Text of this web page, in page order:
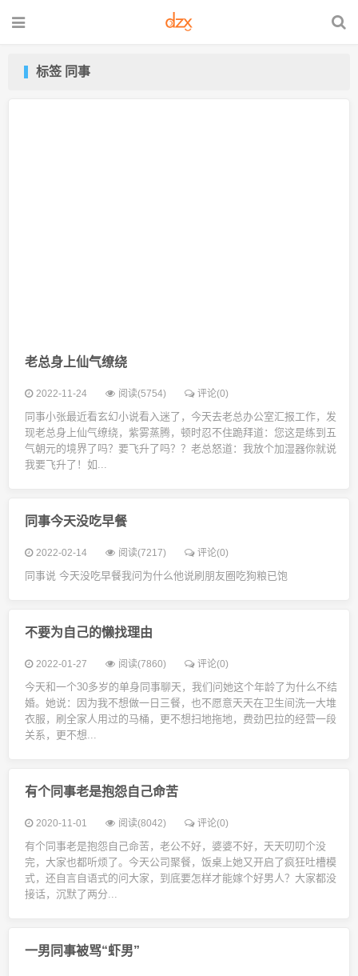
标签 同事
老总身上仙气缭绕
2022-11-24 阅读(5754) 评论(0)
同事小张最近看玄幻小说看入迷了，今天去老总办公室汇报工作，发
现老总身上仙气缭绕，紫雾蒸腾，顿时忍不住跪拜道：您这是练到五
气朝元的境界了吗？要飞升了吗？？老总怒道：我放个加湿器你就说
我要飞升了！如...
同事今天没吃早餐
2022-02-14 阅读(7217) 评论(0)
同事说 今天没吃早餐我问为什么他说刷朋友圈吃狗粮已饱
不要为自己的懒找理由
2022-01-27 阅读(7860) 评论(0)
今天和一个30多岁的单身同事聊天，我们问她这个年龄了为什么不结
婚。她说：因为我不想做一日三餐，也不愿意天天在卫生间洗一大堆
衣服，刷全家人用过的马桶，更不想扫地拖地，费劲巴拉的经营一段
关系，更不想...
有个同事老是抱怨自己命苦
2020-11-01 阅读(8042) 评论(0)
有个同事老是抱怨自己命苦，老公不好，婆婆不好，天天叨叨个没
完，大家也都听烦了。今天公司聚餐，饭桌上她又开启了疯狂吐槽模
式，还自言自语式的问大家，到底要怎样才能嫁个好男人？大家都没
接话，沉默了两分...
一男同事被骂“虾男”